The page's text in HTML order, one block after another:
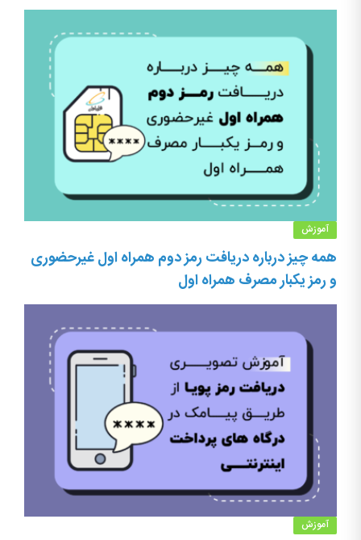
آموزش
همه چیز درباره دریافت رمز دوم همراه اول غیرحضوری
و رمز یکبار مصرف همراه اول
آموزش